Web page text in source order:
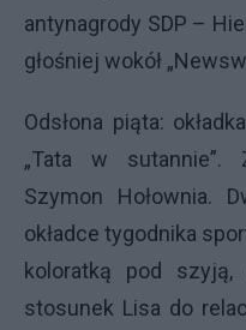
antynagrody SDP –
głośniej wokół
Odsłona piąta:
„Tata w sutannie”.
Szymon Hołownia.
okładce tygodnika
koloratką pod
stosunek Lisa do